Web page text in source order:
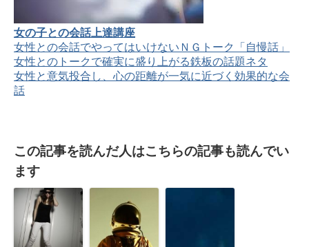
女の子との会話上達講座
女性との会話でやってはいけないＮＧトーク「自慢話」
女性とのトークで確実に盛り上がる鉄板の話題ネタ
女性と意気投合し、心の距離が一気に近づく効果的な会
話
この記事を読んだ人はこちらの記事も読んでい
ます